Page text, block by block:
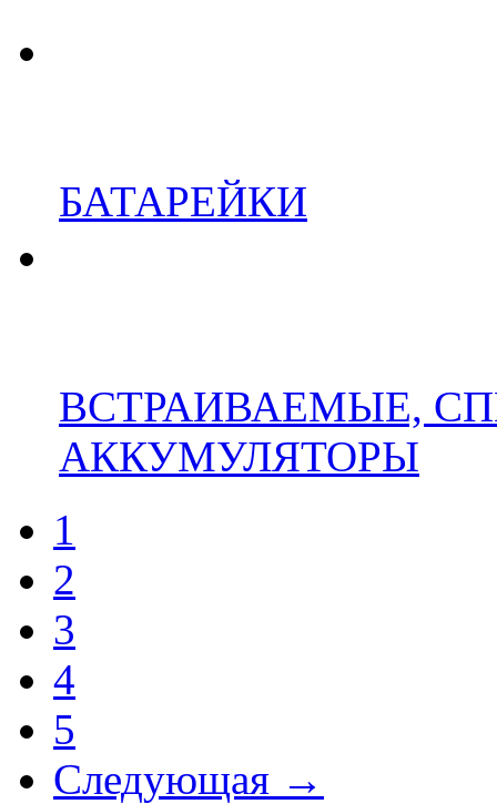
БАТАРЕЙКИ
ВСТРАИВАЕМЫЕ,
АККУМУЛЯТОРЫ
1
2
3
4
5
Следующая →